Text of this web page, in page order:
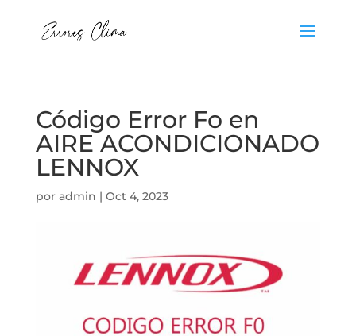
Código Error Fo en
AIRE ACONDICIONADO
LENNOX
por admin | Oct 4, 2023